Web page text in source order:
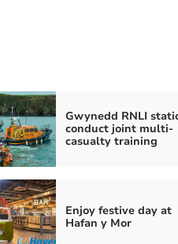
Gwynedd RNLI
conduct joint multi-
casualty training
Enjoy festive day at
Hafan y Mor